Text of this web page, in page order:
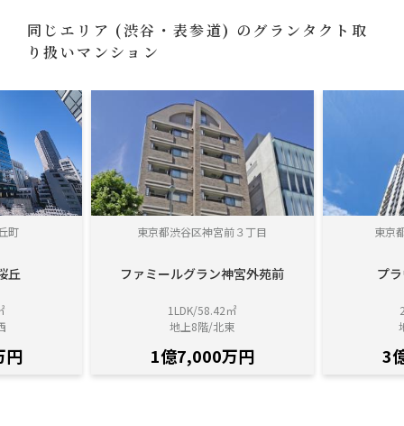
同じエリア (渋谷・表参道) のグランタクト取
り扱いマンション
町
丘
円
東京都渋谷区神宮前３丁目
ファミールグラン神宮外苑前
1LDK/58.42㎡
地上8階/北東
1億7,000万円
東京
プ
3